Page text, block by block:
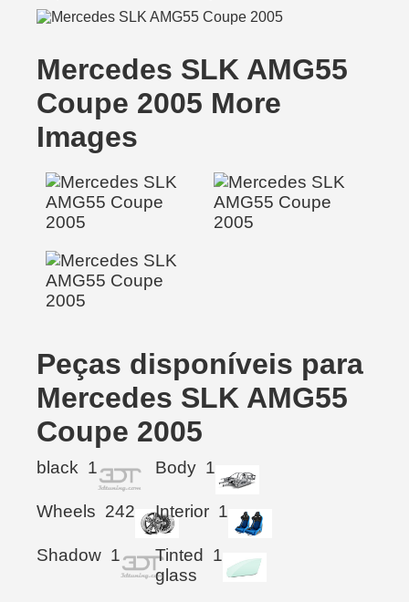
Mercedes SLK AMG55
Coupe 2005 More
Images
Peças disponíveis para
Mercedes SLK AMG55
Coupe 2005
black 1 Body 1
Wheels 242 Interior 1
Shadow 1
Tinted
glass
1